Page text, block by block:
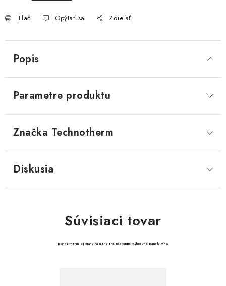
Tlač Opýtať sa Zdieľať
Popis
Parametre produktu
Značka Technotherm
Diskusia
Súvisiaci tovar